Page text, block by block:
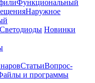
Функциональный
Наружное
Светодиоды Новинки
СтатьиВопрос-
и программы